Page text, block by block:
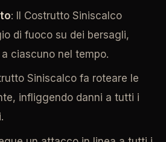
: Il Costrutto Siniscalco
di fuoco su dei bersagli,
ciascuno nel tempo.
Siniscalco fa roteare le
infliggendo danni a tutti i